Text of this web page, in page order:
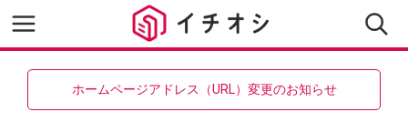
ホームページアドレス（URL）変更のお知らせ